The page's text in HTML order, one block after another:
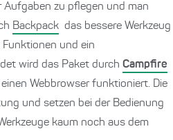
Aufgaben zu pflegen und man
Backpack das bessere Werkzeug
und ein
wird das Paket durch Campfire
Webbrowser funktioniert. Die
und setzen bei der Bedienung
kaum noch aus dem